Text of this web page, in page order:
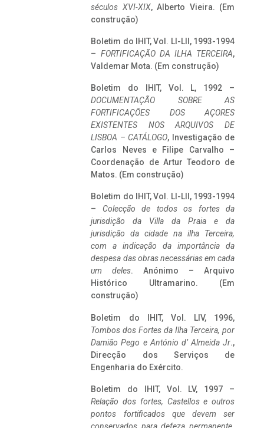
séculos XVI-XIX, Alberto Vieira. (Em
construção)
Boletim do IHIT, Vol. LI-LII, 1993-1994
– FORTIFICAÇÃO DA ILHA TERCEIRA,
Valdemar Mota. (Em construção)
Boletim do IHIT, Vol. L, 1992 –
DOCUMENTAÇÃO SOBRE AS
FORTIFICAÇÕES DOS AÇORES
EXISTENTES NOS ARQUIVOS DE
LISBOA – CATÁLOGO, Investigação de
Carlos Neves e Filipe Carvalho –
Coordenação de Artur Teodoro de
Matos. (Em construção)
Boletim do IHIT, Vol. LI-LII, 1993-1994
– Colecção de todos os fortes da
jurisdição da Villa da Praia e da
jurisdição da cidade na ilha Terceira,
com a indicação da importância da
despesa das obras necessárias em cada
um deles. Anónimo – Arquivo
Histórico Ultramarino. (Em
construção)
Boletim do IHIT, Vol. LIV, 1996,
Tombos dos Fortes da Ilha Terceira, por
Damião Pego e António d’ Almeida Jr.,
Direcção dos Serviços de
Engenharia do Exército.
Boletim do IHIT, Vol. LV, 1997 –
Relação dos fortes, Castellos e outros
pontos fortificados que devem ser
conservados para defeza permanente.